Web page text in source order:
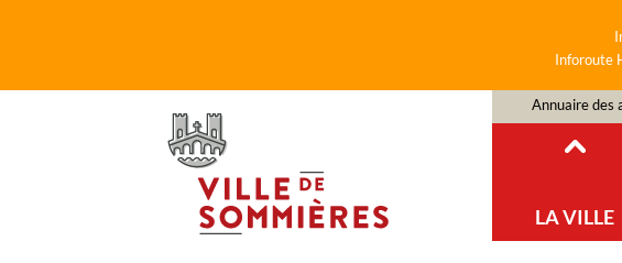
Inforoute
Annuaire des
LA VILLE